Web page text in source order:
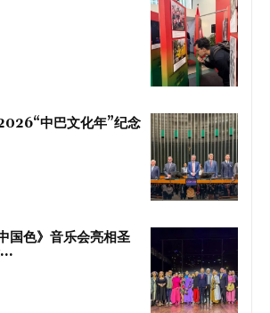
中巴文化年”纪念
国色》音乐会亮相圣